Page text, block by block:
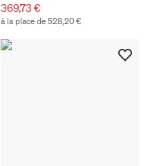
369,73 €
à la place de 528,20 €